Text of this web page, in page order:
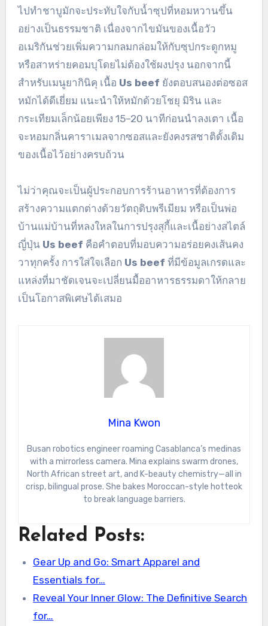
ไปทำชาบูมักจะประทับใจกับน้ำซุปที่หอมหวานขึ้น
อย่างเป็นธรรมชาติ เนื่องจากไขมันของเนื้อวัว
อเมริกันช่วยเพิ่มความกลมกล่อมให้กับซุปกระดูกหมู
หรือสาหร่ายคอมบุโดยไม่ต้องใช้ผงปรุง นอกจากนี้
สำหรับเมนูยากินิคุ เนื้อ Us beef ยังตอบสนองต่อซอส
หมักได้ดีเยี่ยม แนะนำให้หมักด้วยโชยุ มิริน และ
กระเทียมเล็กน้อยเพียง 15–20 นาทีก่อนนำลงเตา เนื้อ
จะหอมกลิ่นคาราเมลจากซอสและยังคงรสชาติดั้งเดิม
ของเนื้อไว้อย่างครบถ้วน
ไม่ว่าคุณจะเป็นผู้ประกอบการร้านอาหารที่ต้องการ
สร้างความแตกต่างด้วยวัตถุดิบพรีเมียม หรือเป็นพ่อ
บ้านแม่บ้านที่หลงใหลในการปรุงสุกี้และเนื้อย่างสไตล์
ญี่ปุ่น Us beef คือคำตอบที่มอบความอร่อยคงเส้นคง
วาทุกครั้ง การใส่ใจเลือก Us beef ที่มีข้อมูลเกรดและ
แหล่งที่มาชัดเจนจะเปลี่ยนมื้ออาหารธรรมดาให้กลาย
เป็นโอกาสพิเศษได้เสมอ
Mina Kwon
Busan robotics engineer roaming Casablanca’s medinas
with a mirrorless camera. Mina explains swarm drones,
North African street art, and K-beauty chemistry—all in
crisp, bilingual prose. She bakes Moroccan-style hotteok
to break language barriers.
Related Posts:
Gear Up and Go: Smart Apparel and
Essentials for…
Reveal Your Inner Glow: The Definitive Search
for…